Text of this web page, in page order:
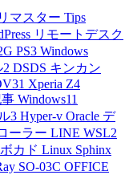
マスター Tips
リモートデスク
PS3 Windows
DSDS キンカン
Xperia Z4
Windows11
3 Hyper-v Oracle デ
ーラー LINE WSL2
カド Linux Sphinx
SO-03C OFFICE